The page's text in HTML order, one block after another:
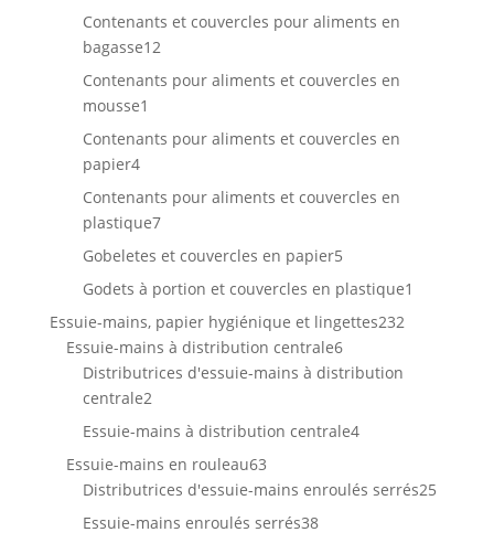
produits
Contenants et couvercles pour aliments en
bagasse1212
produits
Contenants pour aliments et couvercles en
mousse1
produit
Contenants pour aliments et couvercles en
papier44
produits
Contenants pour aliments et couvercles en
plastique77
produits
Gobeletes et couvercles en papier55
produits
Godets à portion et couvercles en plastique1
Essuie-mains, papier hygiénique et lingettes232232
Essuie-mains à distribution centrale66
produits
Distributrices d'essuie-mains à distribution
centrale22
produits
Essuie-mains à distribution centrale44
Essuie-mains en rouleau6363
produits
Distributrices d'essuie-mains enroulés serrés2525
Essuie-mains enroulés serrés3838